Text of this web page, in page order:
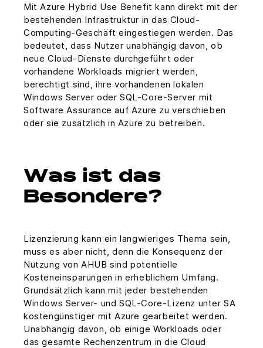
Mit Azure Hybrid Use Benefit kann direkt mit der
bestehenden Infrastruktur in das Cloud-
Computing-Geschäft eingestiegen werden. Das
bedeutet, dass Nutzer unabhängig davon, ob
neue Cloud-Dienste durchgeführt oder
vorhandene Workloads migriert werden,
berechtigt sind, ihre vorhandenen lokalen
Windows Server oder SQL-Core-Server mit
Software Assurance auf Azure zu verschieben
oder sie zusätzlich in Azure zu betreiben.
Was ist das
Besondere?
Lizenzierung kann ein langwieriges Thema sein,
muss es aber nicht, denn die Konsequenz der
Nutzung von AHUB sind potentielle
Kosteneinsparungen in erheblichem Umfang.
Grundsätzlich kann mit jeder bestehenden
Windows Server- und SQL-Core-Lizenz unter SA
kostengünstiger mit Azure gearbeitet werden.
Unabhängig davon, ob einige Workloads oder
das gesamte Rechenzentrum in die Cloud